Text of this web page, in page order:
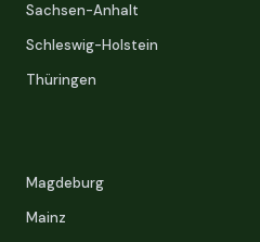
Sachsen-Anhalt
Schleswig-Holstein
Thüringen
Magdeburg
Mainz